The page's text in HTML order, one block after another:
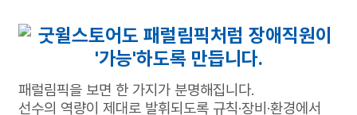
패럴림픽을 보면 한 가지가 분명해집니다.
선수의 역량이 제대로 발휘되도록 규칙·장비·환경에서